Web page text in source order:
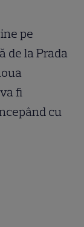
pe
de la Prada
fi
cu